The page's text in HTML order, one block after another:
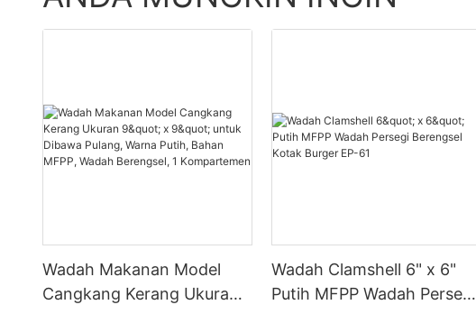
Wadah Makanan Model
Cangkang Kerang Ukuran
Wadah Clamshell 6" x 6"
Putih MFPP Wadah Persegi